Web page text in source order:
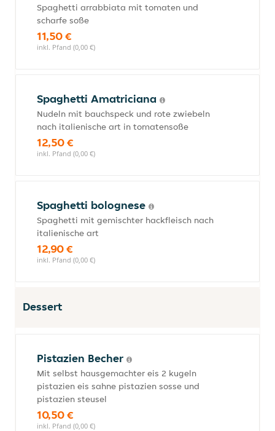
Spaghetti arrabbiata mit tomaten und
scharfe soße
11,50 €
inkl. Pfand (0,00 €)
Spaghetti Amatriciana
Nudeln mit bauchspeck und rote zwiebeln
nach italienische art in tomatensoße
12,50 €
inkl. Pfand (0,00 €)
Spaghetti bolognese
Spaghetti mit gemischter hackfleisch nach
italienische art
12,90 €
inkl. Pfand (0,00 €)
Dessert
Pistazien Becher
Mit selbst hausgemachter eis 2 kugeln
pistazien eis sahne pistazien sosse und
pistazien steusel
10,50 €
inkl. Pfand (0,00 €)